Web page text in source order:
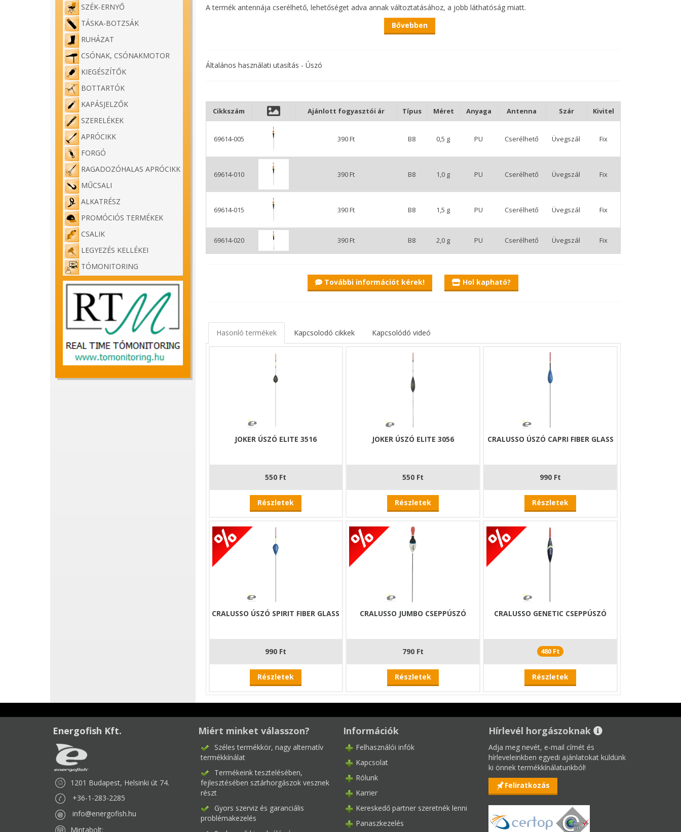
SZÉK-ERNYŐ
TÁSKA-BOTZSÁK
RUHÁZAT
CSÓNAK, CSÓNAKMOTOR
KIEGÉSZÍTŐK
BOTTARTÓK
KAPÁSJELZŐK
SZERELÉKEK
APRÓCIKK
FORGÓ
RAGADOZÓHALAS APRÓCIKK
MŰCSALI
ALKATRÉSZ
PROMÓCIÓS TERMÉKEK
CSALIK
LEGYEZÉS KELLÉKEI
TÓMONITORING
A termék antennája cserélhető, lehetőséget adva annak változtatásához, a jobb láthatóság miatt.
A szára üvegszálból készült, méretválasztéka pedig 0.5 és 5 gramm között alakul.
Ideális választás spicc vagy rakósbothoz. A kisebb méretek keszegezéshez, nagyobb méreteivel pedig, akár pontyozáshoz is
Bővebben
Általános használati utasítás - Úszó
Cikkszám Ajánlott fogyasztói ár Típus Méret Anyaga Antenna Szár Kivitel
69614-005 390 Ft B8 0,5 g PU Cserélhető Üvegszál Fix
69614-010 390 Ft B8 1,0 g PU Cserélhető Üvegszál Fix
69614-015 390 Ft B8 1,5 g PU Cserélhető Üvegszál Fix
69614-020 390 Ft B8 2,0 g PU Cserélhető Üvegszál Fix
További információt kérek! Hol kapható?
Hasonló termékek Kapcsolodó cikkek Kapcsolódó videó
JOKER ÚSZÓ ELITE 3516
550 Ft
Részletek
JOKER ÚSZÓ ELITE 3056
550 Ft
Részletek
CRALUSSO ÚSZÓ CAPRI FIBER GLASS
990 Ft
Részletek
CRALUSSO ÚSZÓ SPIRIT FIBER GLASS
990 Ft
Részletek
CRALUSSO JUMBO CSEPPÚSZÓ
790 Ft
Részletek
CRALUSSO GENETIC CSEPPÚSZÓ
480 Ft
Részletek
Energofish Kft.
1201 Budapest, Helsinki út 74.
+36-1-283-2285
info@energofish.hu
Mintabolt:
Miért minket válasszon?
Széles termékkör, nagy alternatív
termékkínálat
Termékeink tesztelésében,
fejlesztésében sztárhorgászok vesznek
részt
Gyors szerviz és garanciális
problémakezelés
Információk
Felhasználói infók
Kapcsolat
Rólunk
Karrier
Kereskedő partner szeretnék lenni
Panaszkezelés
Hírlevél horgászoknak
Adja meg nevét, e-mail címét és
hírleveleinkben egyedi ajánlatokat küldünk
ki önnek termékkínálatunkból!
Feliratkozás